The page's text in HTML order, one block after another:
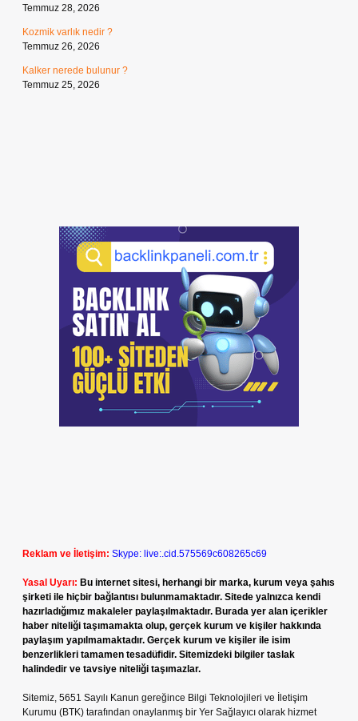
Temmuz 28, 2026
Kozmik varlık nedir ?
Temmuz 26, 2026
Kalker nerede bulunur ?
Temmuz 25, 2026
Reklam ve İletişim: Skype: live:.cid.575569c608265c69
Yasal Uyarı: Bu internet sitesi, herhangi bir marka, kurum veya şahıs
şirketi ile hiçbir bağlantısı bulunmamaktadır. Sitede yalnızca kendi
hazırladığımız makaleler paylaşılmaktadır. Burada yer alan içerikler
haber niteliği taşımamakta olup, gerçek kurum ve kişiler hakkında
paylaşım yapılmamaktadır. Gerçek kurum ve kişiler ile isim
benzerlikleri tamamen tesadüfidir. Sitemizdeki bilgiler taslak
halindedir ve tavsiye niteliği taşımazlar.
Sitemiz, 5651 Sayılı Kanun gereğince Bilgi Teknolojileri ve İletişim
Kurumu (BTK) tarafından onaylanmış bir Yer Sağlayıcı olarak hizmet